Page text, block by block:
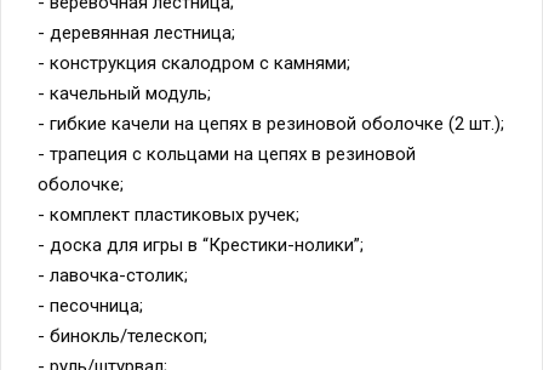
- деревянная лестница;
- конструкция скалодром с камнями;
- качельный модуль;
- гибкие качели на цепях в резиновой оболочке (2 шт.);
- трапеция с кольцами на цепях в резиновой
оболочке;
- комплект пластиковых ручек;
- доска для игры в “Крестики-нолики”;
- лавочка-столик;
- песочница;
- бинокль/телескоп;